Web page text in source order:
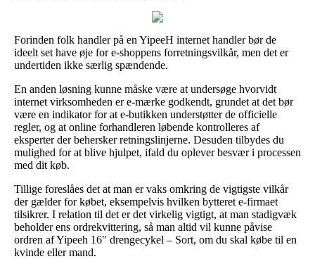
Forinden folk handler på en YipeeH internet handler bør de
ideelt set have øje for e-shoppens forretningsvilkår, men det er
undertiden ikke særlig spændende.
En anden løsning kunne måske være at undersøge hvorvidt
internet virksomheden er e-mærke godkendt, grundet at det bør
være en indikator for at e-butikken understøtter de officielle
regler, og at online forhandleren løbende kontrolleres af
eksperter der behersker retningslinjerne. Desuden tilbydes du
mulighed for at blive hjulpet, ifald du oplever besvær i processen
med dit køb.
Tillige foreslåes det at man er vaks omkring de vigtigste vilkår
der gælder for købet, eksempelvis hvilken bytteret e-firmaet
tilsikrer. I relation til det er det virkelig vigtigt, at man stadigvæk
beholder ens ordrekvittering, så man altid vil kunne påvise
ordren af Yipeeh 16″ drengecykel – Sort, om du skal købe til en
kvinde eller mand.